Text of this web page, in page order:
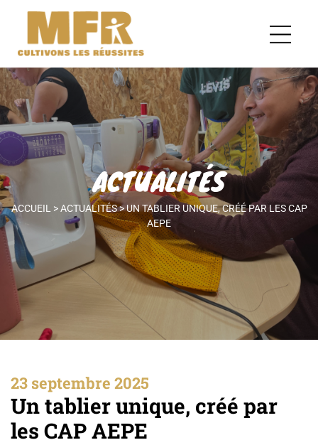
ACTUALITÉS
ACCUEIL >ACTUALITÉS>UN TABLIER UNIQUE, CRÉÉ PAR LES CAP
AEPE
23 septembre 2025
Un tablier unique, créé par
les CAP AEPE